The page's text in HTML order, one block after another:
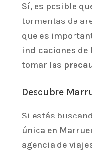
Sí, es posible
tormentas de
que es
indicaciones de
tomar las
Descubre
Si estás
única en
agencia de